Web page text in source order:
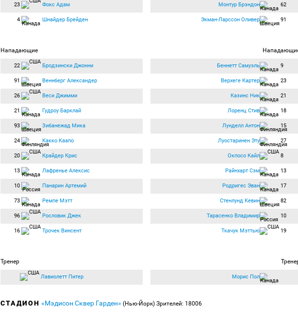
23 Фокс Адам
4 Шнайдер Брейден
Нападающие
22 Бродзински Джонни
91 Веннберг Александер
26 Веси Джимми
21 Гудроу Барклай
93 Зибанежад Мика
24 Какко Каапо
20 Крайдер Крис
13 Лафренье Алексис
10 Панарин Артемий
73 Ремпе Мэтт
96 Рословик Джек
16 Трочек Винсент
Тренер
Лавиолетт Питер
Монтур Брэндон 62
Экман-Ларссон Оливер 91
Беннетт Самуэль 9
Верхеге Картер 23
Казинс Ник 21
Лоренц Стив 18
Лунделл Антон 15
Луостаринен Эту 27
Окпосо Кайл 8
Райнхарт Сэм 13
Родригес Эван 17
Стенлунд Кевин 82
Тарасенко Владимир 10
Ткачук Мэттью 19
Морис Пол
СТАДИОН «Мэдисон Сквер Гарден» (Нью-Йорк) Зрителей: 18006